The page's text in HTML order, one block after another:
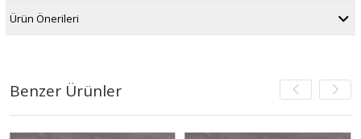
Ürün Önerileri
Benzer Ürünler